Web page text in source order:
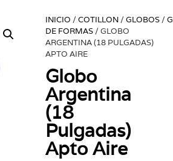
INICIO /COTILLON /GLOBOS /
DE FORMAS / GLOBO
ARGENTINA (18 PULGADAS)
APTO AIRE
Globo
Argentina
(18
Pulgadas)
Apto Aire